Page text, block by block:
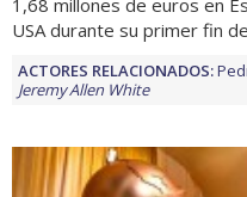
USA durante su primer fin
ACTORES RELACIONADOS:
Jeremy Allen White